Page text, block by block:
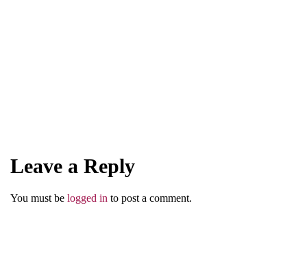
Abu Umar
Leave a Reply
You must be logged in to post a comment.